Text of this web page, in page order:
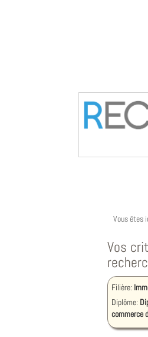
Vous êtes
Vos
Filière:
Diplôme:
commerce